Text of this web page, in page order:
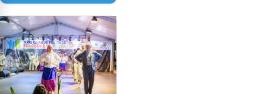
difícil é produzir
uma música”